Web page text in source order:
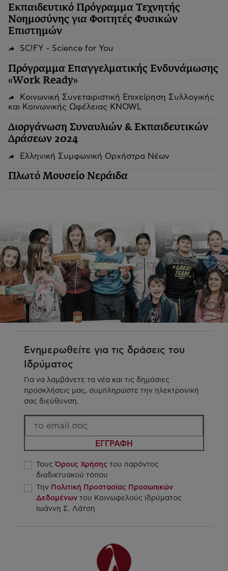
Εκπαιδευτικό Πρόγραμμα Τεχνητής
Νοημοσύνης για Φοιτητές Φυσικών
Επιστημών
SC!FY - Science for You
Πρόγραμμα Επαγγελματικής Ενδυνάμωσης
«Work Ready»
Κοινωνική Συνεταιριστική Επιχείρηση Συλλογικής
και Κοινωνικής Ωφέλειας KNOWL
Διοργάνωση Συναυλιών & Εκπαιδευτικών
Δράσεων 2024
Ελληνική Συμφωνική Ορχήστρα Νέων
Πλωτό Μουσείο Νεράιδα
Ενημερωθείτε για τις δράσεις του
Ιδρύματος
Για να λαμβάνετε τα νέα και τις δημόσιες
προσκλήσεις μας, συμπληρώστε την ηλεκτρονική
σας διεύθυνση.
ΕΓΓΡΑΦΗ
ΤουςΌρους Χρήσης του παρόντος
διαδικτυακού τόπου
Την Πολιτική Προστασίας Προσωπικών
Δεδομένων του Κοινωφελούς Ιδρύματος
Ιωάννη Σ. Λάτση